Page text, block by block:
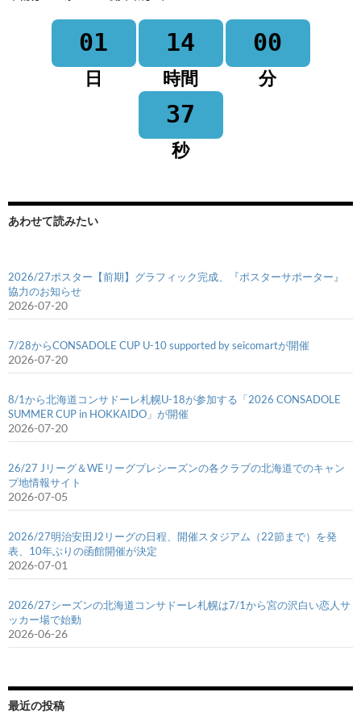
01
日
14
時間
00
分
37
秒
あわせて読みたい
2026/27ポスター【前期】グラフィック完成、『ポスターサポーター』
協力のお知らせ
2026-07-20
7/28からCONSADOLE CUP U-10 supported by seicomartが開催
2026-07-20
8/1から北海道コンサドーレ札幌U-18が参加する「2026 CONSADOLE
SUMMER CUP in HOKKAIDO」が開催
2026-07-20
26/27 Jリーグ＆WEリーグプレシーズンの各クラブの北海道でのキャン
プ地情報サイト
2026-07-05
2026/27明治安田J2リーグの日程、開催スタジアム（22節まで）を発
表、10年ぶりの函館開催が決定
2026-07-01
2026/27シーズンの北海道コンサドーレ札幌は7/1から宮の沢白い恋人サ
ッカー場で始動
2026-06-26
最近の投稿